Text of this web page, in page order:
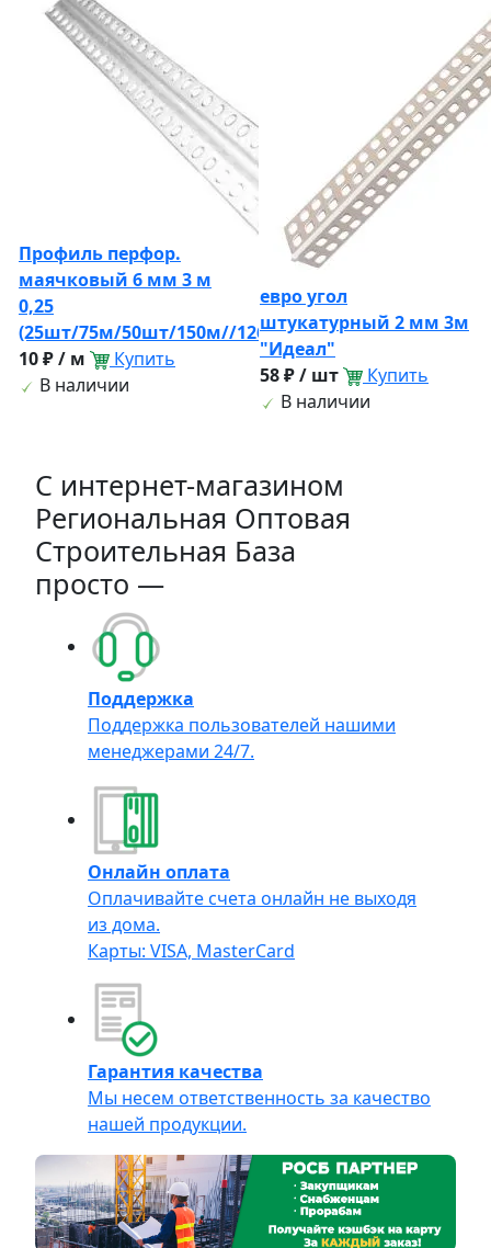
Профиль перфор.
маячковый 6 мм 3 м
0,25
(25шт/75м/50шт/150м//12600м)
10 ₽ / м
Купить
В наличии
евро угол
штукатурный 2 мм 3м
"Идеал"
58 ₽ / шт
Купить
В наличии
C интернет-магазином
Региональная Оптовая
Строительная База
просто —
Поддержка
Поддержка пользователей нашими
менеджерами 24/7.
Онлайн оплата
Оплачивайте счета онлайн не выходя
из дома.
Карты: VISA, MasterCard
Гарантия качества
Мы несем ответственность за качество
нашей продукции.